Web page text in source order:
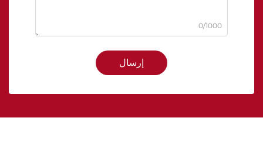
0/1000
إرسال